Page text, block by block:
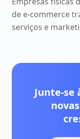
de e-commerce
serviços e
Junte-se